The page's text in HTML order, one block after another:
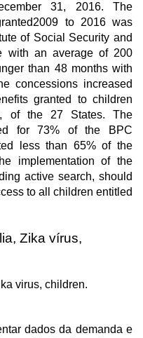
31, 2016. The
to 2016 was
of Social Security and
with an average of 200
than 48 months with
concessions increased
granted to children
of the 27 States. The
for 73% of the BPC
less than 65% of the
implementation of the
active search, should
to all children entitled
Zika vírus,
virus, children.
dados da demanda e